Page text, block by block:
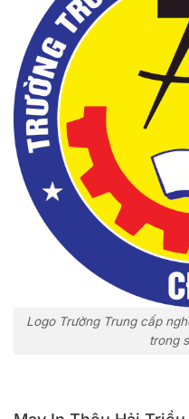
Logo Trường Trung cấp
trong